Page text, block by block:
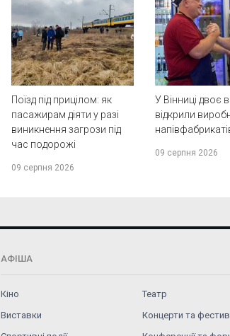
Поїзд під прицілом: як
пасажирам діяти у разі
виникнення загрози під
час подорожі
09 серпня 2026
У Вінниці двоє
відкрили
09 серпня 2026
АФІША
Кіно
Театр
Виставки
Концерти та